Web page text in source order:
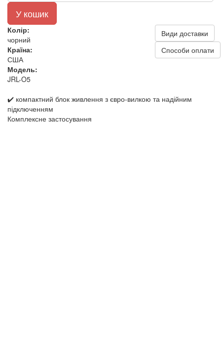
У кошик
Колір:
чорний
Країна:
США
Модель:
JRL-O5
Види доставки
Способи оплати
✔️ компактний блок живлення з євро-вилкою та надійним
підключенням
Комплексне застосування